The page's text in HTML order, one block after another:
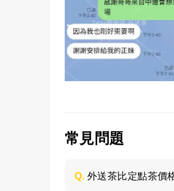
常見問題
Q. 外送茶比定點茶價